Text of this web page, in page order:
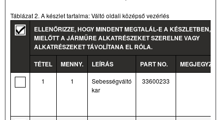
Táblázat 2. A készlet tartalma: Váltó oldali középső vezérlés
ELLENŐRIZZE, HOGY MINDENT MEGTALÁL-E A KÉSZLETBEN,
MIELŐTT A JÁRMŰRE ALKATRÉSZEKET SZERELNE VAGY
ALKATRÉSZEKET TÁVOLÍTANA EL RÓLA.
TÉTEL
MENNY. LEÍRÁS PART NO.
1 1
Sebességváltó
kar
33600233